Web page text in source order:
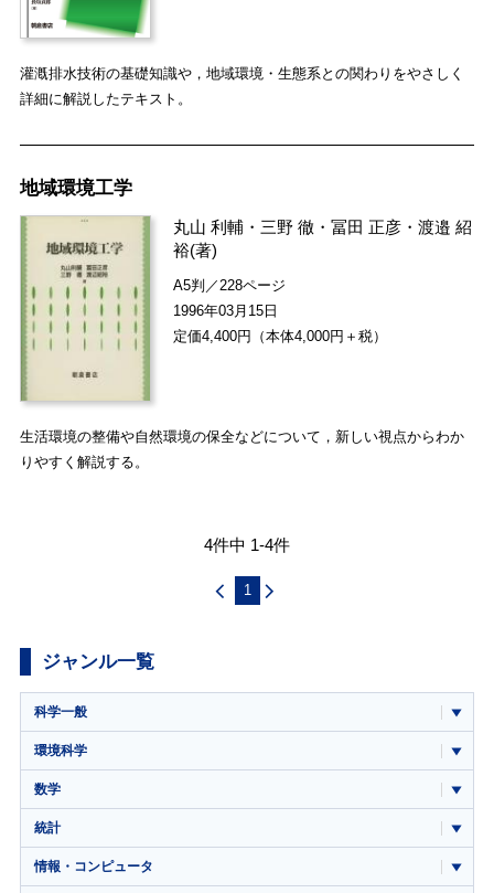
灌漑排水技術の基礎知識や，地域環境・生態系との関わりをやさしく
詳細に解説したテキスト。
地域環境工学
丸山 利輔 ・ 三野 徹 ・冨田 正彦 ・渡邉 紹
裕(著)
A5判／228ページ
1996年03月15日
定価4,400円（本体4,000円＋税）
生活環境の整備や自然環境の保全などについて，新しい視点からわか
りやすく解説する。
4件中 1-4件
1
ジャンル一覧
科学一般
環境科学
数学
統計
情報・コンピュータ